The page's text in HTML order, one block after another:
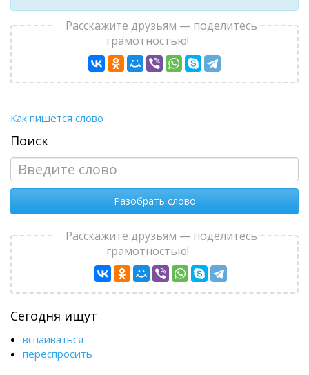
Расскажите друзьям — поделитесь
грамотностью!
Как пишется слово
Поиск
Разобрать слово
Расскажите друзьям — поделитесь
грамотностью!
Сегодня ищут
вcпаиваться
переспросить